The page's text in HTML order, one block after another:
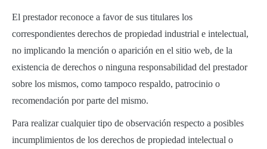
El prestador reconoce a favor de sus titulares los
correspondientes derechos de propiedad industrial e intelectual,
no implicando la mención o aparición en el sitio web, de la
existencia de derechos o ninguna responsabilidad del prestador
sobre los mismos, como tampoco respaldo, patrocinio o
recomendación por parte del mismo.
Para realizar cualquier tipo de observación respecto a posibles
incumplimientos de los derechos de propiedad intelectual o